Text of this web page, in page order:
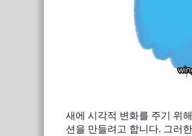
새에 시각적 변화를 주기 위
션을 만들려고 합니다. 그러